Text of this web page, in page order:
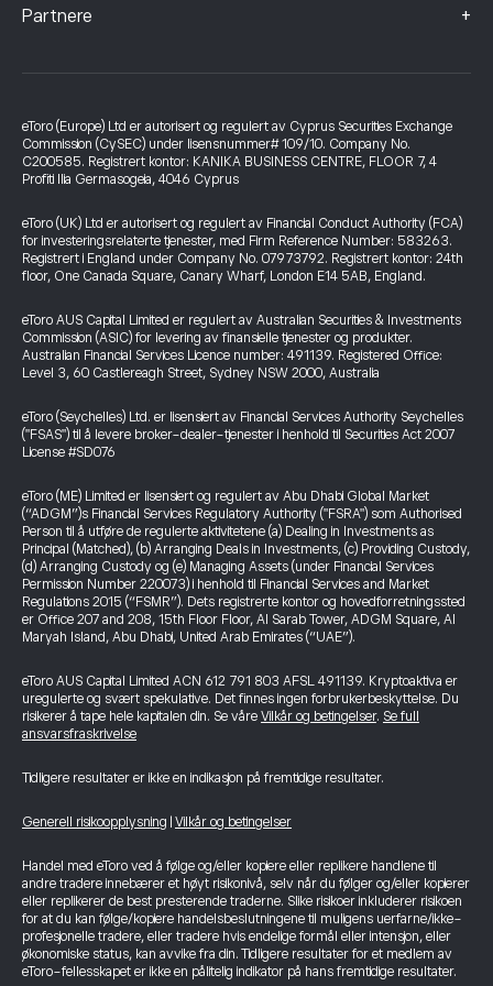
Partnere +
eToro (Europe) Ltd er autorisert og regulert av Cyprus Securities Exchange
Commission (CySEC) under lisensnummer# 109/10. Company No.
C200585. Registrert kontor: KANIKA BUSINESS CENTRE, FLOOR 7, 4
Profiti Ilia Germasogeia, 4046 Cyprus
eToro (UK) Ltd er autorisert og regulert av Financial Conduct Authority (FCA)
for investeringsrelaterte tjenester, med Firm Reference Number: 583263.
Registrert i England under Company No. 07973792. Registrert kontor: 24th
floor, One Canada Square, Canary Wharf, London E14 5AB, England.
eToro AUS Capital Limited er regulert av Australian Securities & Investments
Commission (ASIC) for levering av finansielle tjenester og produkter.
Australian Financial Services Licence number: 491139. Registered Office:
Level 3, 60 Castlereagh Street, Sydney NSW 2000, Australia
eToro (Seychelles) Ltd. er lisensiert av Financial Services Authority Seychelles
("FSAS") til å levere broker-dealer-tjenester i henhold til Securities Act 2007
License #SD076
eToro (ME) Limited er lisensiert og regulert av Abu Dhabi Global Market
(“ADGM”)s Financial Services Regulatory Authority ("FSRA") som Authorised
Person til å utføre de regulerte aktivitetene (a) Dealing in Investments as
Principal (Matched), (b) Arranging Deals in Investments, (c) Providing Custody,
(d) Arranging Custody og (e) Managing Assets (under Financial Services
Permission Number 220073) i henhold til Financial Services and Market
Regulations 2015 (“FSMR”). Dets registrerte kontor og hovedforretningssted
er Office 207 and 208, 15th Floor Floor, Al Sarab Tower, ADGM Square, Al
Maryah Island, Abu Dhabi, United Arab Emirates (“UAE”).
eToro AUS Capital Limited ACN 612 791 803 AFSL 491139. Kryptoaktiva er
uregulerte og svært spekulative. Det finnes ingen forbrukerbeskyttelse. Du
risikerer å tape hele kapitalen din. Se våre Vilkår og betingelser. Se full
ansvarsfraskrivelse
Tidligere resultater er ikke en indikasjon på fremtidige resultater.
Generell risikoopplysning Vilkår og betingelser
Handel med eToro ved å følge og/eller kopiere eller replikere handlene til
andre tradere innebærer et høyt risikonivå, selv når du følger og/eller kopierer
eller replikerer de best presterende traderne. Slike risikoer inkluderer risikoen
for at du kan følge/kopiere handelsbeslutningene til muligens uerfarne/ikke-
profesjonelle tradere, eller tradere hvis endelige formål eller intensjon, eller
økonomiske status, kan avvike fra din. Tidligere resultater for et medlem av
eToro-fellesskapet er ikke en pålitelig indikator på hans fremtidige resultater.